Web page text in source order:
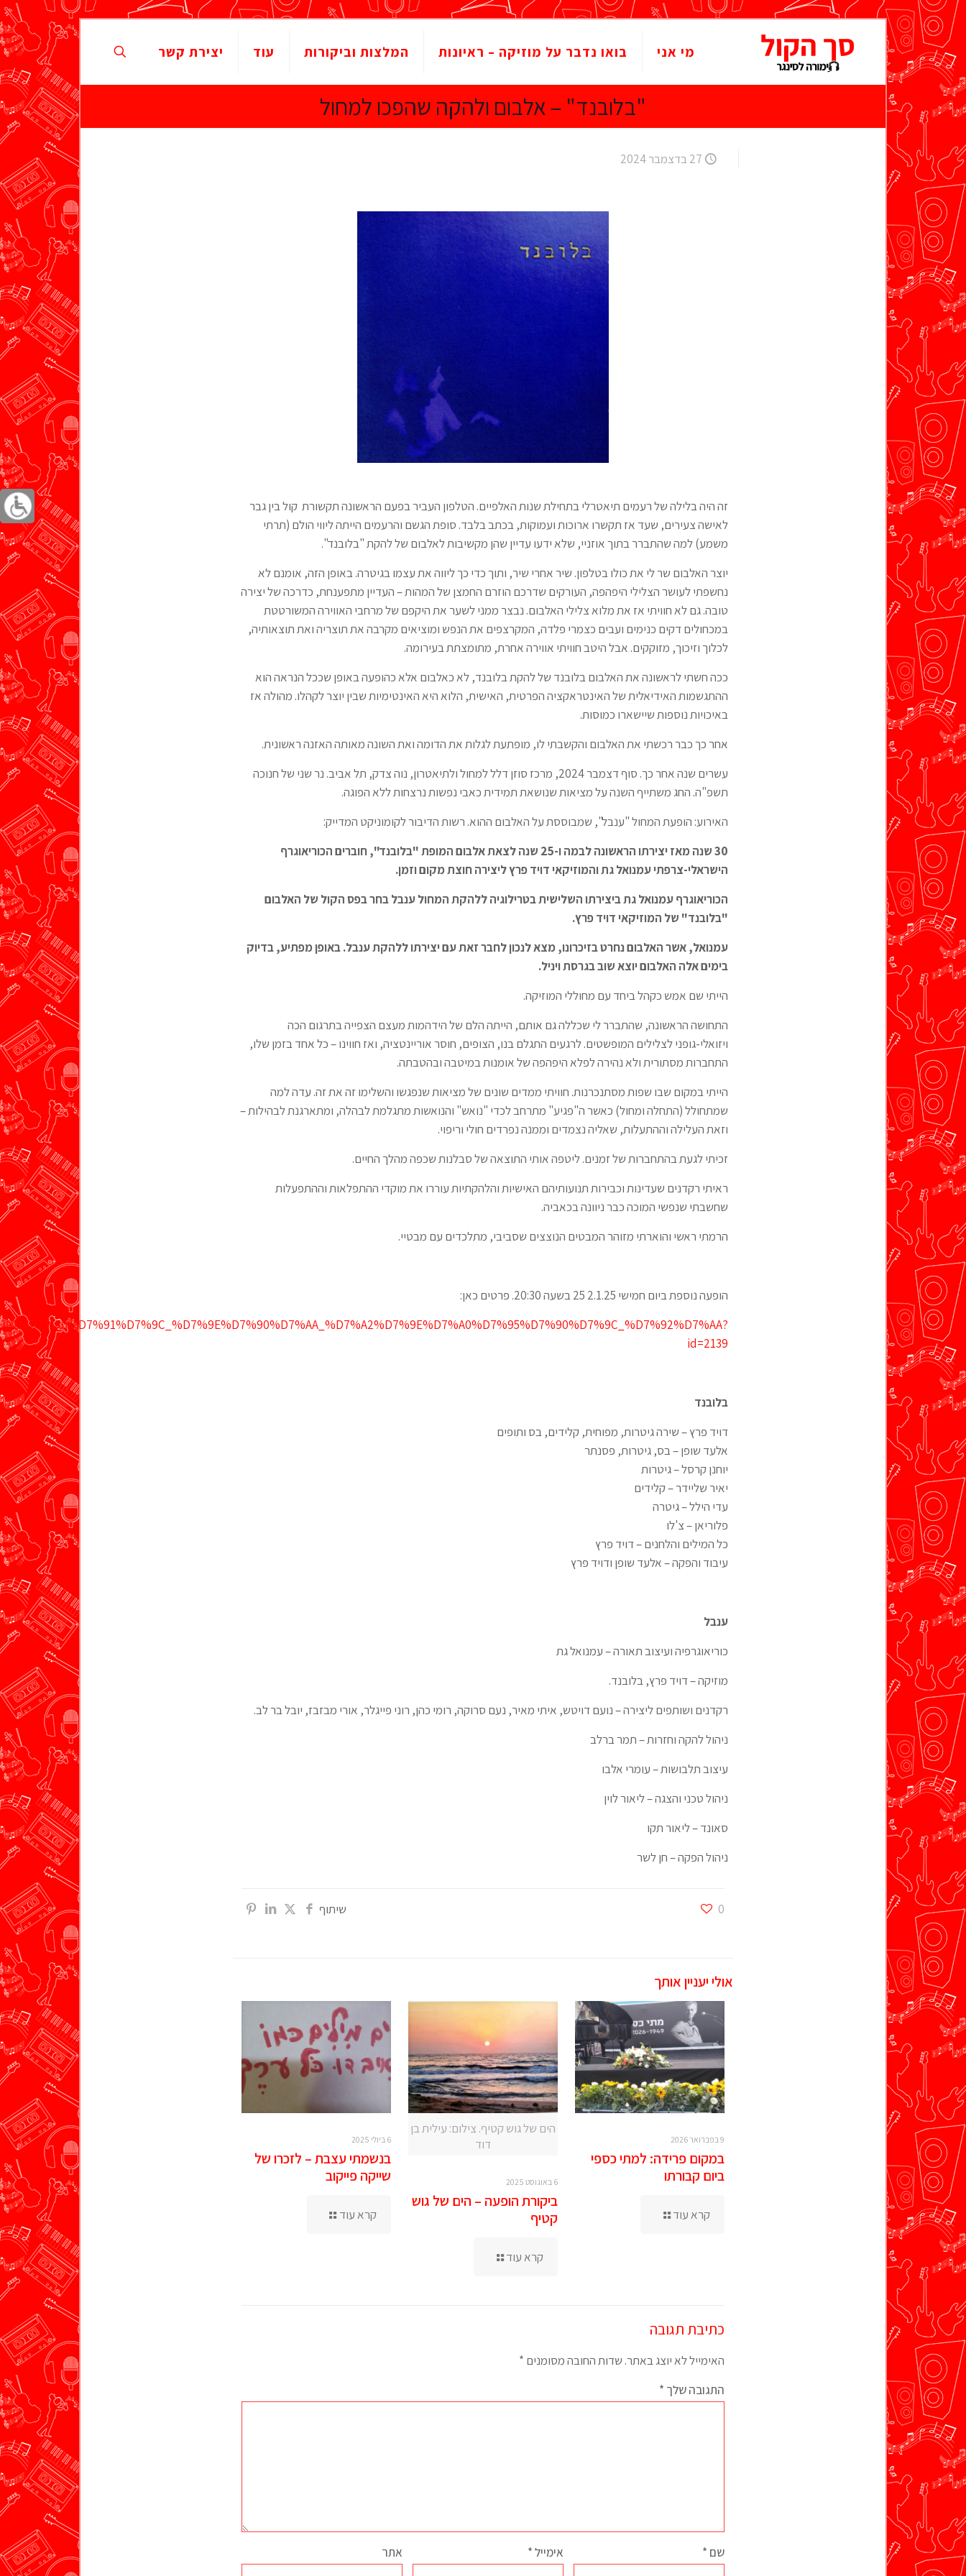
מי אני בואו נדבר על מוזיקה – ראיונות המלצות וביקורות עוד יצירת קשר
"בלובנד" – אלבום ולהקה שהפכו למחול
27 בדצמבר 2024
זה היה בלילה של רעמים תיאטרלי בתחילת שנות האלפיים. הטלפון העביר בפעם הראשונה תקשורת קול בין גבר
לאישה צעירים, שעד אז תקשרו ארוכות ועמוקות, בכתב בלבד. סופת הגשם והרעמים הייתה ליווי הולם (תרתי
משמע) למה שהתברר בתוך אוזניי, שלא ידעו עדיין שהן מקשיבות לאלבום של להקת "בלובנד".
יוצר האלבום שר לי את כולו בטלפון. שיר אחרי שיר, ותוך כדי כך ליווה את עצמו בגיטרה. באופן הזה, אומנם לא
נחשפתי לעושר הצלילי היפהפה, העורקים שדרכם הוזרם החמצן של המהות – העדיין מתפענחת, כדרכה של יצירה
טובה. גם לא חוויתי אז את מלוא צלילי האלבום. נבצר ממני לשער את היקפם של מרחבי האווירה המשורטטת
במכחולים דקים כנימים ועבים כצמרי פלדה, המקרצפים את הנפש ומוציאים מקרבה את תוצריה ואת תוצאותיה,
לכלוך וזיכוך, מזוקקים. אבל היטב חוויתי אווירה אחרת, מתומצתת בעירומה.
ככה חשתי לראשונה את האלבום בלובנד של להקת בלובנד, לא כאלבום אלא כהופעה באופן שככל הנראה הוא
ההתגשמות האידיאלית של האינטראקציה הפרטית, האישית, הלוא היא האינטימיות שבין יוצר לקהלו. מהולה אז
באיכויות נוספות שיישארו כמוסות.
אחר כך כבר רכשתי את האלבום והקשבתי לו, מופתעת לגלות את הדומה ואת השונה מאותה האזנה ראשונית.
עשרים שנה אחר כך. סוף דצמבר 2024, מרכז סוזן דלל למחול ולתיאטרון, נוה צדק, תל אביב. נר שני של חנוכה
תשפ"ה. החג משתייף השנה על מציאות שנושאת תמידית כאבי נפשות נרצחות ללא הפוגה.
האירוע: הופעת המחול "ענבל", שמבוססת על האלבום ההוא. רשות הדיבור לקומוניקט המדייק:
30
שנה מאז יצירתו הראשונה לבמה ו-25 שנה לצאת אלבום המופת "בלובנד", חוברים הכוריאוגרף
הישראלי-צרפתי עמנואל גת והמוזיקאי דויד פרץ ליצירה חוצת מקום וזמן.
הכוריאוגרף עמנואל גת ביצירתו השלישית בטרילוגיה ללהקת המחול ענבל בחר בפס הקול של האלבום
"בלובנד" של המוזיקאי דויד פרץ.
עמנואל, אשר האלבום נחרט בזיכרונו, מצא לנכון לחבר זאת עם יצירתו ללהקת ענבל. באופן מפתיע, בדיוק
בימים אלה האלבום יוצא שוב בגרסת ויניל.
הייתי שם אמש כקהל ביחד עם מחוללי המוזיקה.
התחושה הראשונה, שהתברר לי שכללה גם אותם, הייתה הלם של הידהמות מעצם הצפייה בתרגום הכה
ויזואלי-גופני לצלילים המופשטים. לרגעים התגלם בנו, הצופים, חוסר אוריינטציה, ואז חווינו – כל אחד בזמן שלו,
התחברות מסתורית ולא נהירה לפלא היפהפה של אומנות במיטבה ובהטבתה.
הייתי במקום שבו שפות מסתנכרנות. חוויתי ממדים שונים של מציאות שנפגשו והשלימו זה את זה. עדה למה
שמתחולל (התחלה ומחול) כאשר ה"פגיע" מתרחב לכדי "נואש" והנואשות מתגלמת לבהלה, ומתארגנת לבהילות –
וזאת העלילה וההתעלות, שאליה נצמדים וממנה נפרדים חולי וריפוי.
זכיתי לגעת בהתחברות של זמנים. ליטפה אותי התוצאה של סבלנות שכפה מהלך החיים.
ראיתי רקדנים שעדינות וכבירות תנועותיהם האישיות והלהקתיות עוררו את מוקדי ההתפלאות וההתפעלות
שחשבתי שנפשי המוכה כבר ניוונה בכאביה.
הרמתי ראשי והוארתי מזוהר המבטים הנוצצים שסביבי, מתלכדים עם מבטיי.
הופעה נוספת ביום חמישי 2.1.25 25 בשעה 20:30. פרטים כאן:
id=2139
בלובנד
דויד פרץ – שירה גיטרות, מפוחית, קלידים, בס ותופים
אלעד שופן – בס, גיטרות, פסנתר
יוחנן קרסל – גיטרות
יאיר שליידר – קלידים
עדי הילל – גיטרה
פלוריאן – צ'לו
כל המילים והלחנים – דויד פרץ
עיבוד והפקה – אלעד שופן ודויד פרץ
ענבל
כוריאוגרפיה ועיצוב תאורה – עמנואל גת
מוזיקה – דויד פרץ, בלובנד.
רקדנים ושותפים ליצירה – נועם דויטש, איתי מאיר, נעם סרוקה, רומי כהן, רוני פייגלר, אורי מבזבז, יובל בר לב.
ניהול להקה וחזרות – תמר ברלב
עיצוב תלבושות – עומרי אלבו
ניהול טכני והצגה – ליאור לוין
סאונד – ליאור תקו
ניהול הפקה – חן לשר
שיתוף 0
אולי יעניין אותך
9 בפברואר 2026
במקום פרידה: למתי כספי
ביום קבורתו
קרא עוד
הים של גוש קטיף. צילום: עילית בן
דוד
6 באוגוסט 2025
ביקורת הופעה – הים של גוש
קטיף
קרא עוד
6 ביולי 2025
בנשמתי עצבת – לזכרו של
שייקה פייקוב
קרא עוד
כתיבת תגובה
האימייל לא יוצג באתר. שדות החובה מסומנים *
התגובה שלך *
שם * אימייל* אתר